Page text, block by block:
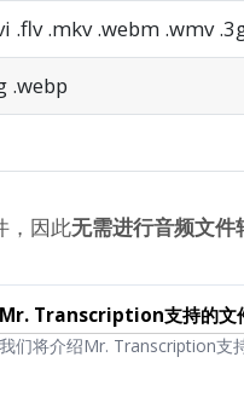
.flv .mkv .webm .wmv
.webp
，因此无需进行音频文件
Mr. Transcription支持的文件
我们将介绍Mr. Transcription支